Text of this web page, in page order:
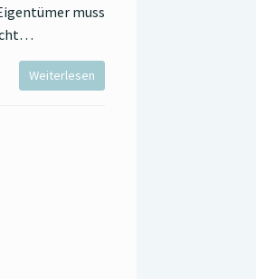
muss
Weiterlesen